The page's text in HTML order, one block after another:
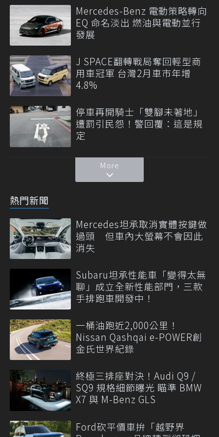
Mercedes-Benz 電動策略轉向
EQ 命名淡出 燃油與電動並行
發展
J SPACE翻轉戰局奪回輕型商
用車冠軍 台灣2月車市年增
4.8%
停車再開騎士「雙腳未著地」
遭罰引民怨！警回覆：這是規
定
More
熱門新聞
Mercedes坦承取消實體按鍵做
過頭 但車內大螢幕不會因此
消失
Subaru坦承性能車「變得太無
聊」成立全新性能部門，三款
手排跑車開發中！
一桶油跑近2,000公里！
Nissan Qashqai e-POWER創
金氏世界紀錄
終極三排座對決！Audi Q9 /
SQ9 規格細節曝光 瞄準 BMW
X7 與 M-Benz GLS
Ford砍平價車拚「越野界